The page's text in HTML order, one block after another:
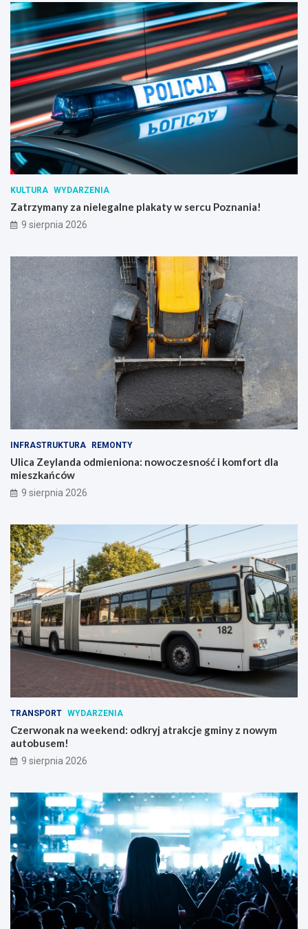
KULTURA WYDARZENIA
Zatrzymany za nielegalne plakaty w sercu Poznania!
9 sierpnia 2026
INFRASTRUKTURA REMONTY
Ulica Zeylanda odmieniona: nowoczesność i komfort dla
mieszkańców
9 sierpnia 2026
TRANSPORT WYDARZENIA
Czerwonak na weekend: odkryj atrakcje gminy z nowym
autobusem!
9 sierpnia 2026